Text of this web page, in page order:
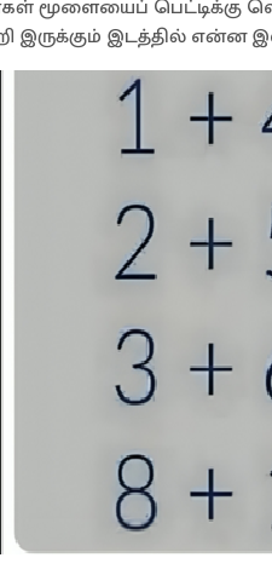
மூளையைப் பெட்டிக்கு
இருக்கும் இடத்தில் என்ன